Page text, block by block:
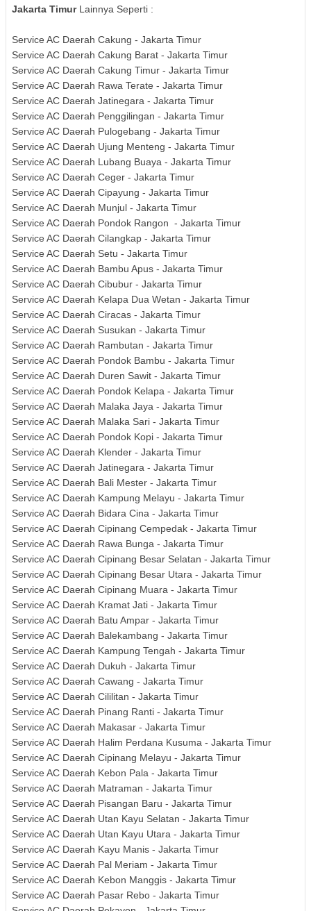
Jakarta TimurLainnya Seperti :
Service AC Daerah Cakung - Jakarta Timur
Service AC Daerah Cakung Barat - Jakarta Timur
Service AC Daerah Cakung Timur - Jakarta Timur
Service AC Daerah Rawa Terate - Jakarta Timur
Service AC Daerah Jatinegara - Jakarta Timur
Service AC Daerah Penggilingan - Jakarta Timur
Service AC Daerah Pulogebang - Jakarta Timur
Service AC Daerah Ujung Menteng - Jakarta Timur
Service AC Daerah Lubang Buaya - Jakarta Timur
Service AC Daerah Ceger - Jakarta Timur
Service AC Daerah Cipayung - Jakarta Timur
Service AC Daerah Munjul - Jakarta Timur
Service AC Daerah Pondok Rangon - Jakarta Timur
Service AC Daerah Cilangkap - Jakarta Timur
Service AC Daerah Setu - Jakarta Timur
Service AC Daerah Bambu Apus - Jakarta Timur
Service AC Daerah Cibubur - Jakarta Timur
Service AC Daerah Kelapa Dua Wetan - Jakarta Timur
Service AC Daerah Ciracas - Jakarta Timur
Service AC Daerah Susukan - Jakarta Timur
Service AC Daerah Rambutan - Jakarta Timur
Service AC Daerah Pondok Bambu - Jakarta Timur
Service AC Daerah Duren Sawit - Jakarta Timur
Service AC Daerah Pondok Kelapa - Jakarta Timur
Service AC Daerah Malaka Jaya - Jakarta Timur
Service AC Daerah Malaka Sari - Jakarta Timur
Service AC Daerah Pondok Kopi - Jakarta Timur
Service AC Daerah Klender - Jakarta Timur
Service AC Daerah Jatinegara - Jakarta Timur
Service AC Daerah Bali Mester - Jakarta Timur
Service AC Daerah Kampung Melayu - Jakarta Timur
Service AC Daerah Bidara Cina - Jakarta Timur
Service AC Daerah Cipinang Cempedak - Jakarta Timur
Service AC Daerah Rawa Bunga - Jakarta Timur
Service AC Daerah Cipinang Besar Selatan - Jakarta Timur
Service AC Daerah Cipinang Besar Utara - Jakarta Timur
Service AC Daerah Cipinang Muara - Jakarta Timur
Service AC Daerah Kramat Jati - Jakarta Timur
Service AC Daerah Batu Ampar - Jakarta Timur
Service AC Daerah Balekambang - Jakarta Timur
Service AC Daerah Kampung Tengah - Jakarta Timur
Service AC Daerah Dukuh - Jakarta Timur
Service AC Daerah Cawang - Jakarta Timur
Service AC Daerah Cililitan - Jakarta Timur
Service AC Daerah Pinang Ranti - Jakarta Timur
Service AC Daerah Makasar - Jakarta Timur
Service AC Daerah Halim Perdana Kusuma - Jakarta Timur
Service AC Daerah Cipinang Melayu - Jakarta Timur
Service AC Daerah Kebon Pala - Jakarta Timur
Service AC Daerah Matraman - Jakarta Timur
Service AC Daerah Pisangan Baru - Jakarta Timur
Service AC Daerah Utan Kayu Selatan - Jakarta Timur
Service AC Daerah Utan Kayu Utara - Jakarta Timur
Service AC Daerah Kayu Manis - Jakarta Timur
Service AC Daerah Pal Meriam - Jakarta Timur
Service AC Daerah Kebon Manggis - Jakarta Timur
Service AC Daerah Pasar Rebo - Jakarta Timur